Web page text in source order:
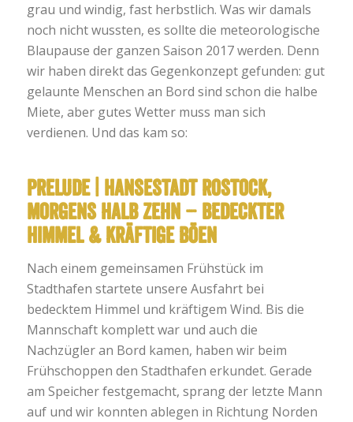
grau und windig, fast herbstlich. Was wir damals
noch nicht wussten, es sollte die meteorologische
Blaupause der ganzen Saison 2017 werden. Denn
wir haben direkt das Gegenkonzept gefunden: gut
gelaunte Menschen an Bord sind schon die halbe
Miete, aber gutes Wetter muss man sich
verdienen. Und das kam so:
PRELUDE | Hansestadt Rostock,
morgens halb zehn – bedeckter
Himmel & kräftige Böen
Nach einem gemeinsamen Frühstück im
Stadthafen startete unsere Ausfahrt bei
bedecktem Himmel und kräftigem Wind. Bis die
Mannschaft komplett war und auch die
Nachzügler an Bord kamen, haben wir beim
Frühschoppen den Stadthafen erkundet. Gerade
am Speicher festgemacht, sprang der letzte Mann
auf und wir konnten ablegen in Richtung Norden